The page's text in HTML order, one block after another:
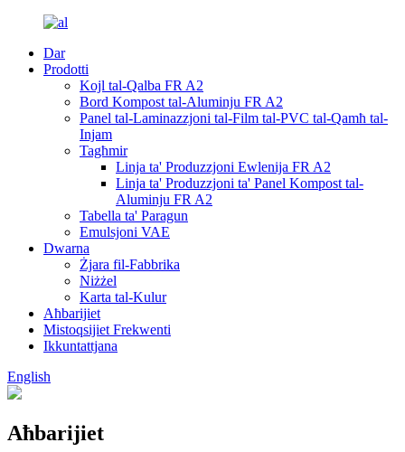
Dar
Prodotti
Kojl tal-Qalba FR A2
Bord Kompost tal-Aluminju FR A2
Panel tal-Laminazzjoni tal-Film tal-PVC tal-Qamħ tal-
Injam
Tagħmir
Linja ta' Produzzjoni Ewlenija FR A2
Linja ta' Produzzjoni ta' Panel Kompost tal-
Aluminju FR A2
Tabella ta' Paragun
Emulsjoni VAE
Dwarna
Żjara fil-Fabbrika
Niżżel
Karta tal-Kulur
Aħbarijiet
Mistoqsijiet Frekwenti
Ikkuntattjana
English
Aħbarijiet